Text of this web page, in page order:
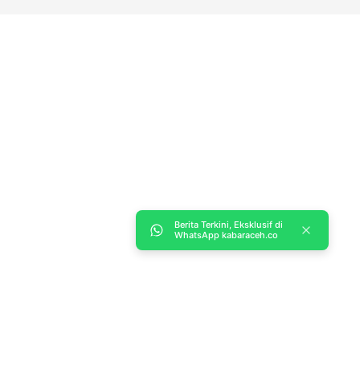
Berita Terkini, Eksklusif di
WhatsApp kabaraceh.co